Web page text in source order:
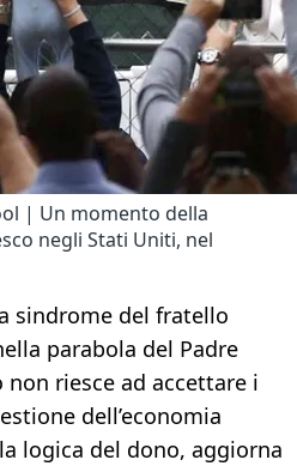
| Un momento della
negli Stati Uniti, nel
sindrome del fratello
parabola del Padre
riesce ad accettare i
dell’economia
logica del dono, aggiorna